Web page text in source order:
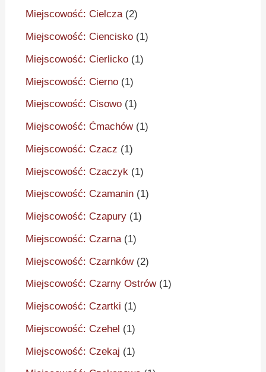
Miejscowość: Cielcza(2)
Miejscowość: Ciencisko (1)
Miejscowość: Cierlicko (1)
Miejscowość: Cierno (1)
Miejscowość: Cisowo (1)
Miejscowość: Ćmachów(1)
Miejscowość: Czacz (1)
Miejscowość: Czaczyk (1)
Miejscowość: Czamanin (1)
Miejscowość: Czapury (1)
Miejscowość: Czarna(1)
Miejscowość: Czarnków(2)
Miejscowość: Czarny Ostrów(1)
Miejscowość: Czartki (1)
Miejscowość: Czehel (1)
Miejscowość: Czekaj (1)